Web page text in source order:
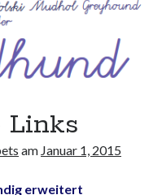
Links
am Januar 1, 2015
erweitert